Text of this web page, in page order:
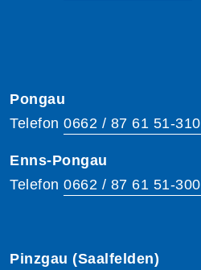
Pongau
Telefon 0662 / 87 61 51-310
Enns-Pongau
Telefon 0662 / 87 61 51-300
Pinzgau (Saalfelden)